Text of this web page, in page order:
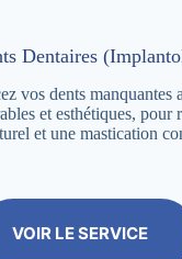
Dentaires
vos dents manquantes
et esthétiques, pour
et une mastication
VOIR LE SERVICE